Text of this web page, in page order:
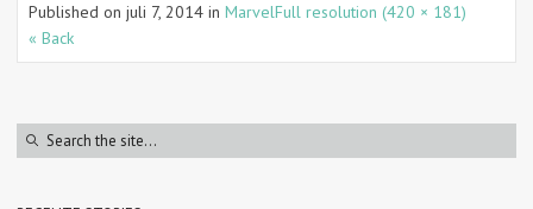
Published on juli 7, 2014 in MarvelFull resolution (420 × 181)
« Back